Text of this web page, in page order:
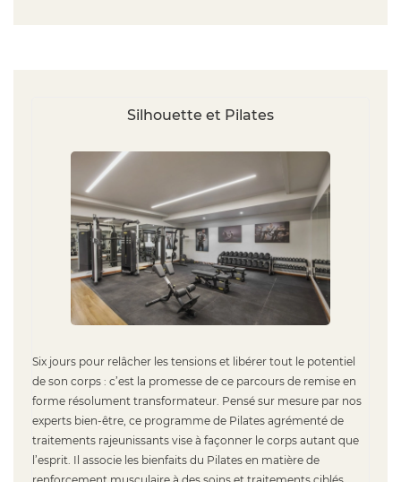
Silhouette et Pilates
Six jours pour relâcher les tensions et libérer tout le potentiel
de son corps : c’est la promesse de ce parcours de remise en
forme résolument transformateur. Pensé sur mesure par nos
experts bien-être, ce programme de Pilates agrémenté de
traitements rajeunissants vise à façonner le corps autant que
l’esprit. Il associe les bienfaits du Pilates en matière de